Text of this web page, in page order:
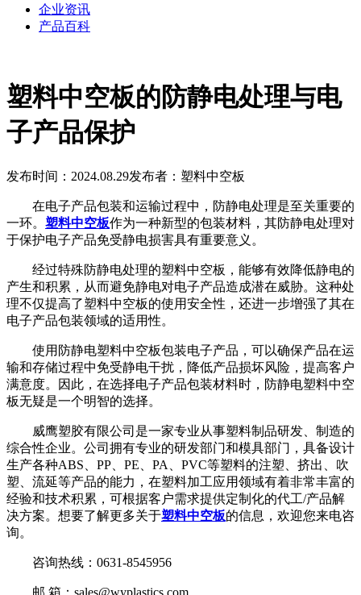
企业资讯
产品百科
塑料中空板的防静电处理与电
子产品保护
发布时间：2024.08.29发布者：塑料中空板
在电子产品包装和运输过程中，防静电处理是至关重要的
一环。 塑料中空板作为一种新型的包装材料，其防静电处理对
于保护电子产品免受静电损害具有重要意义。
经过特殊防静电处理的塑料中空板，能够有效降低静电的
产生和积累，从而避免静电对电子产品造成潜在威胁。这种处
理不仅提高了塑料中空板的使用安全性，还进一步增强了其在
电子产品包装领域的适用性。
使用防静电塑料中空板包装电子产品，可以确保产品在运
输和存储过程中免受静电干扰，降低产品损坏风险，提高客户
满意度。因此，在选择电子产品包装材料时，防静电塑料中空
板无疑是一个明智的选择。
威鹰塑胶有限公司是一家专业从事塑料制品研发、制造的
综合性企业。公司拥有专业的研发部门和模具部门，具备设计
生产各种ABS、PP、PE、PA、PVC等塑料的注塑、挤出、吹
塑、流延等产品的能力，在塑料加工应用领域有着非常丰富的
经验和技术积累，可根据客户需求提供定制化的代工/产品解
决方案。想要了解更多关于塑料中空板的信息，欢迎您来电咨
询。
咨询热线：0631-8545956
邮 箱：sales@wyplastics.com